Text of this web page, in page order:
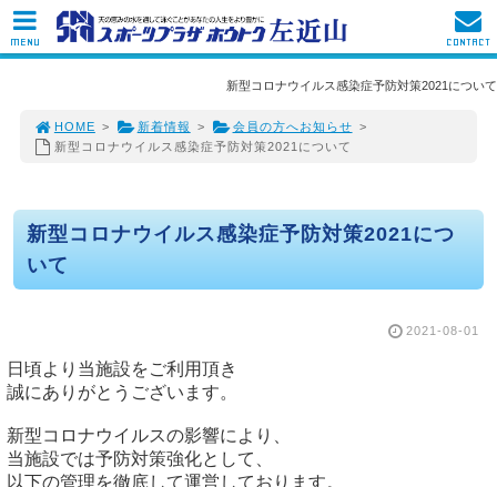
新型コロナウイルス感染症予防対策2021について
HOME > 新着情報 > 会員の方へお知らせ >
新型コロナウイルス感染症予防対策2021について
新型コロナウイルス感染症予防対策2021につ
いて
2021-08-01
日頃より当施設をご利用頂き
誠にありがとうございます。
新型コロナウイルスの影響により、
当施設では予防対策強化として、
以下の管理を徹底して運営しております。
MENU CONTACT